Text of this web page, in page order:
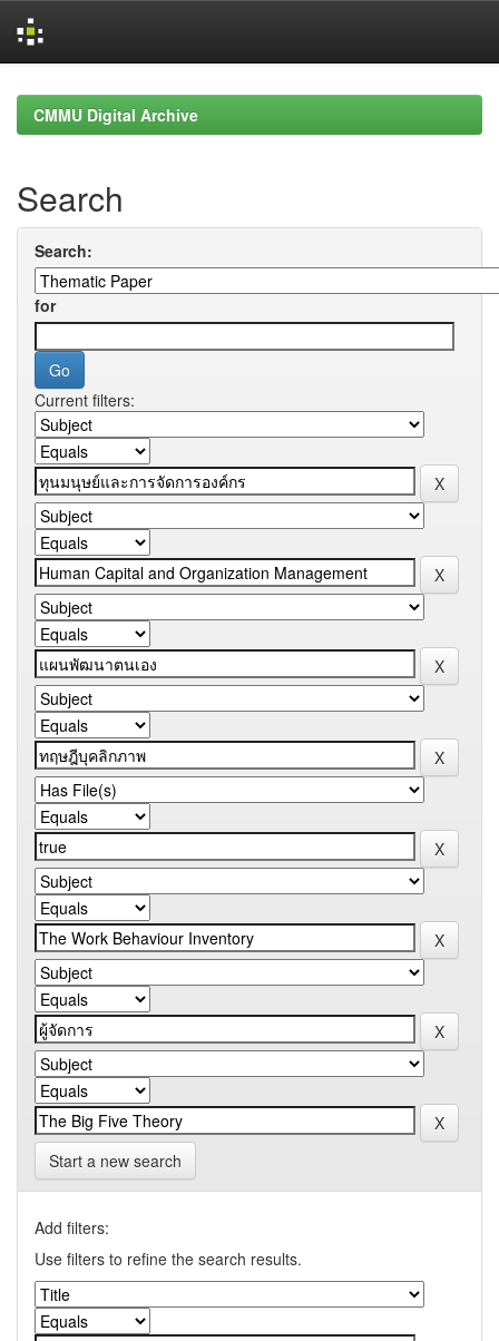
navigationCMMU Digital Archive
Search
Search:
for
Current filters:
Start a new search
Add filters:
Use filters to refine the search results.